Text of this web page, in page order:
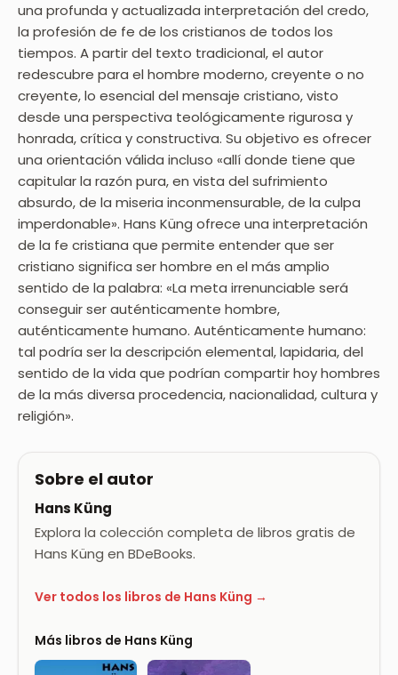
una profunda y actualizada interpretación del credo,
la profesión de fe de los cristianos de todos los
tiempos. A partir del texto tradicional, el autor
redescubre para el hombre moderno, creyente o no
creyente, lo esencial del mensaje cristiano, visto
desde una perspectiva teológicamente rigurosa y
honrada, crítica y constructiva. Su objetivo es ofrecer
una orientación válida incluso «allí donde tiene que
capitular la razón pura, en vista del sufrimiento
absurdo, de la miseria inconmensurable, de la culpa
imperdonable». Hans Küng ofrece una interpretación
de la fe cristiana que permite entender que ser
cristiano significa ser hombre en el más amplio
sentido de la palabra: «La meta irrenunciable será
conseguir ser auténticamente hombre,
auténticamente humano. Auténticamente humano:
tal podría ser la descripción elemental, lapidaria, del
sentido de la vida que podrían compartir hoy hombres
de la más diversa procedencia, nacionalidad, cultura y
religión».
Sobre el autor
Hans Küng
Explora la colección completa de libros gratis de
Hans Küng en BDeBooks.
Ver todos los libros de Hans Küng →
Más libros de Hans Küng